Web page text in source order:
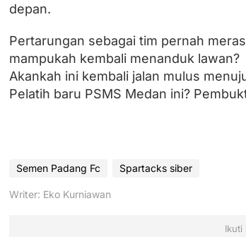
depan.
Pertarungan sebagai tim pernah
mampukah kembali menanduk lawan?
Akankah ini kembali jalan mulus
Pelatih baru PSMS Medan ini?
Semen Padang Fc Spartacks siber
Writer: Eko Kurniawan
Ikuti